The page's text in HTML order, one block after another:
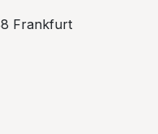
Frankfurt